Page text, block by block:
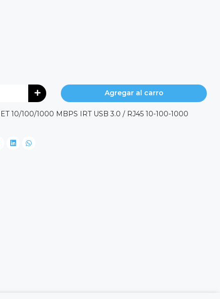
Agregar al carro
10/100/1000 MBPS IRT USB 3.0 / RJ45 10-100-1000